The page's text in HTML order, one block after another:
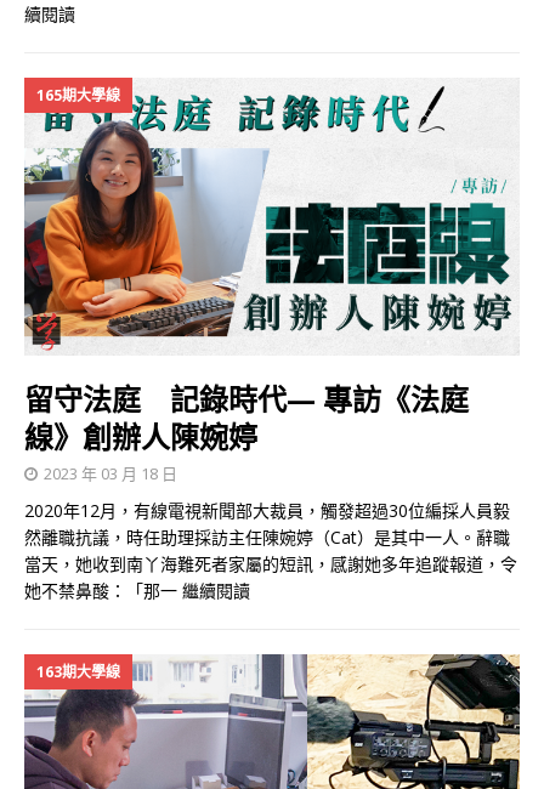
續閱讀
165期大學線
留守法庭 記錄時代— 專訪《法庭
線》創辦人陳婉婷
2023 年 03 月 18 日
2020年12月，有線電視新聞部大裁員，觸發超過30位編採人員毅
然離職抗議，時任助理採訪主任陳婉婷（Cat）是其中一人。辭職
當天，她收到南丫海難死者家屬的短訊，感謝她多年追蹤報道，令
她不禁鼻酸：「那一 繼續閱讀
163期大學線